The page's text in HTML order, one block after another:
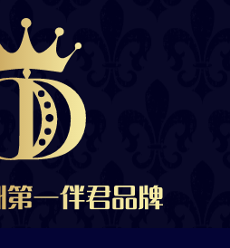
招聘合作
布里斯班